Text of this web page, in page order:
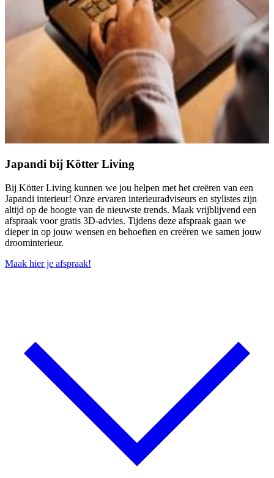
Japandi bij Kötter Living
Bij Kötter Living kunnen we jou helpen met het creëren van een
Japandi interieur! Onze ervaren interieuradviseurs en stylistes zijn
altijd op de hoogte van de nieuwste trends. Maak vrijblijvend een
afspraak voor gratis 3D-advies. Tijdens deze afspraak gaan we
dieper in op jouw wensen en behoeften en creëren we samen jouw
droominterieur.
Maak hier je afspraak!